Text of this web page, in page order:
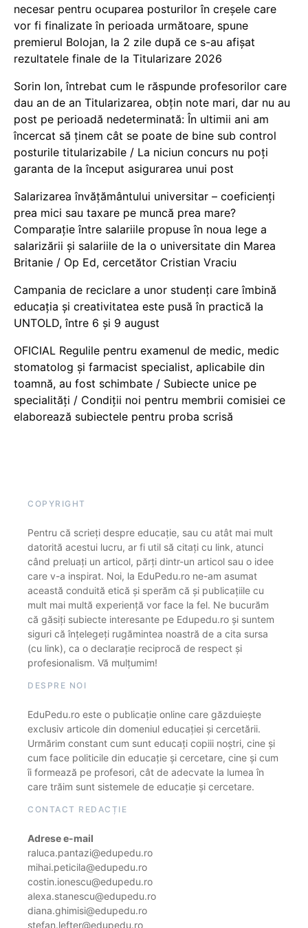
necesar pentru ocuparea posturilor în creșele care
vor fi finalizate în perioada următoare, spune
premierul Bolojan, la 2 zile după ce s-au afișat
rezultatele finale de la Titularizare 2026
Sorin Ion, întrebat cum le răspunde profesorilor care
dau an de an Titularizarea, obțin note mari, dar nu au
post pe perioadă nedeterminată: În ultimii ani am
încercat să ținem cât se poate de bine sub control
posturile titularizabile / La niciun concurs nu poți
garanta de la început asigurarea unui post
Salarizarea învățământului universitar – coeficienți
prea mici sau taxare pe muncă prea mare?
Comparație între salariile propuse în noua lege a
salarizării și salariile de la o universitate din Marea
Britanie / Op Ed, cercetător Cristian Vraciu
Campania de reciclare a unor studenți care îmbină
educația și creativitatea este pusă în practică la
UNTOLD, între 6 și 9 august
OFICIAL Regulile pentru examenul de medic, medic
stomatolog și farmacist specialist, aplicabile din
toamnă, au fost schimbate / Subiecte unice pe
specialități / Condiții noi pentru membrii comisiei ce
elaborează subiectele pentru proba scrisă
COPYRIGHT
Pentru că scrieți despre educație, sau cu atât mai mult
datorită acestui lucru, ar fi util să citați cu link, atunci
când preluați un articol, părți dintr-un articol sau o idee
care v-a inspirat. Noi, la EduPedu.ro ne-am asumat
această conduită etică și sperăm că și publicațiile cu
mult mai multă experiență vor face la fel. Ne bucurăm
că găsiți subiecte interesante pe Edupedu.ro și suntem
siguri că înțelegeți rugămintea noastră de a cita sursa
(cu link), ca o declarație reciprocă de respect și
profesionalism. Vă mulțumim!
DESPRE NOI
EduPedu.ro este o publicație online care găzduiește
exclusiv articole din domeniul educației și cercetării.
Urmărim constant cum sunt educați copiii noștri, cine și
cum face politicile din educație și cercetare, cine și cum
îi formează pe profesori, cât de adecvate la lumea în
care trăim sunt sistemele de educație și cercetare.
CONTACT REDACȚIE
Adrese e-mail
raluca.pantazi@edupedu.ro
mihai.peticila@edupedu.ro
costin.ionescu@edupedu.ro
alexa.stanescu@edupedu.ro
diana.ghimisi@edupedu.ro
stefan.lefter@edupedu.ro